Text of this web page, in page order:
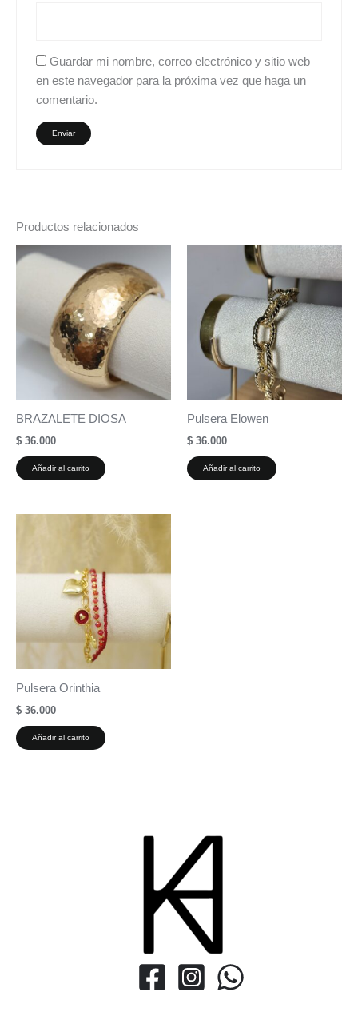
Guardar mi nombre, correo electrónico y sitio web
en este navegador para la próxima vez que haga un
comentario.
Productos relacionados
BRAZALETE DIOSA
$ 36.000
Añadir al carrito
Pulsera Elowen
$ 36.000
Añadir al carrito
Pulsera Orinthia
$ 36.000
Añadir al carrito